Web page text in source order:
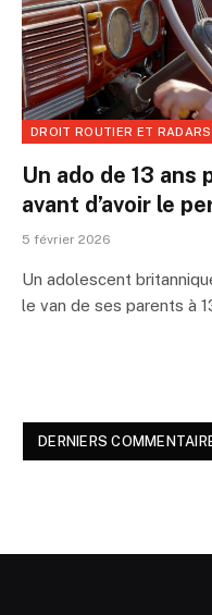
DROIT ROUTIER ET RADARS
Un ado de 13
avant d’avoir le
5 février 2026
Un adolescent
le van de ses parents à
DERNIERS